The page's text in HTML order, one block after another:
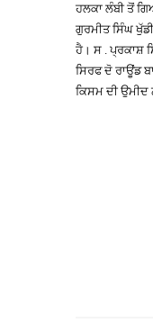
ਹਲਕਾ ਲੰਬੀ ਤੋਂ
ਗੁਰਮੀਤ ਸਿੰਘ
ਹੈ। ਸ . ਪ੍ਰਕਾਸ਼
ਸਿਰਫ ਦੋ ਰਾਊਂਡ
ਕਿਸਮ ਦੀ ਉਮੀਦ